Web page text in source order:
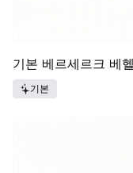
기본 베르세르크 베
기본